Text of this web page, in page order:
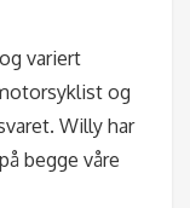
variert
og
Willy har
begge våre